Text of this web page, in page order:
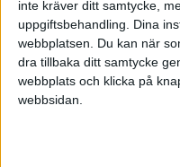
inte kräver ditt samtycke,
uppgiftsbehandling. Dina
webbplatsen. Du kan när
dra tillbaka ditt samtycke
webbplats och klicka på
webbsidan.
förhållande till
Jag har ännu inte
betalat in momsen